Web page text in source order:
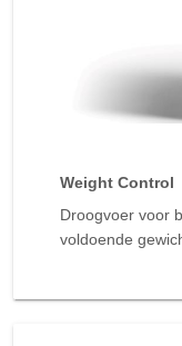
Weight Control
Droogvoer voor
voldoende